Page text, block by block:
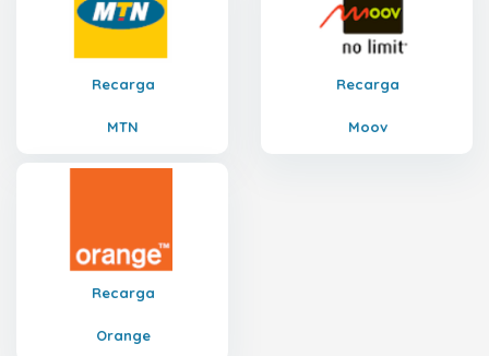
Recarga
MTN
Recarga
Moov
Recarga
Orange